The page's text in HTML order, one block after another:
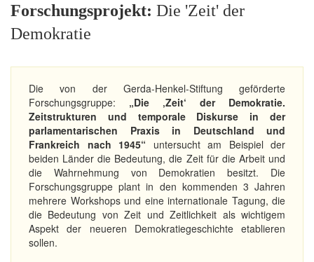
Forschungsprojekt: Die 'Zeit' der
Demokratie
Die von der Gerda-Henkel-Stiftung geförderte
Forschungsgruppe: „Die ‚Zeit‘ der Demokratie.
Zeitstrukturen und temporale Diskurse in der
parlamentarischen Praxis in Deutschland und
Frankreich nach 1945“ untersucht am Beispiel der
beiden Länder die Bedeutung, die Zeit für die Arbeit und
die Wahrnehmung von Demokratien besitzt. Die
Forschungsgruppe plant in den kommenden 3 Jahren
mehrere Workshops und eine internationale Tagung, die
die Bedeutung von Zeit und Zeitlichkeit als wichtigem
Aspekt der neueren Demokratiegeschichte etablieren
sollen.